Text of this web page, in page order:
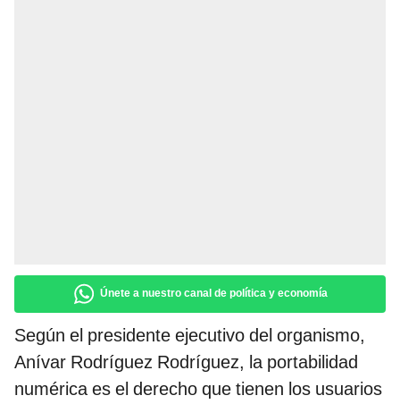
Únete a nuestro canal de política y economía
Según el presidente ejecutivo del organismo,
Anívar Rodríguez Rodríguez, la portabilidad
numérica es el derecho que tienen los usuarios